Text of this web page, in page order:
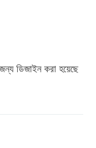
ডিজাইন করা হয়েছে